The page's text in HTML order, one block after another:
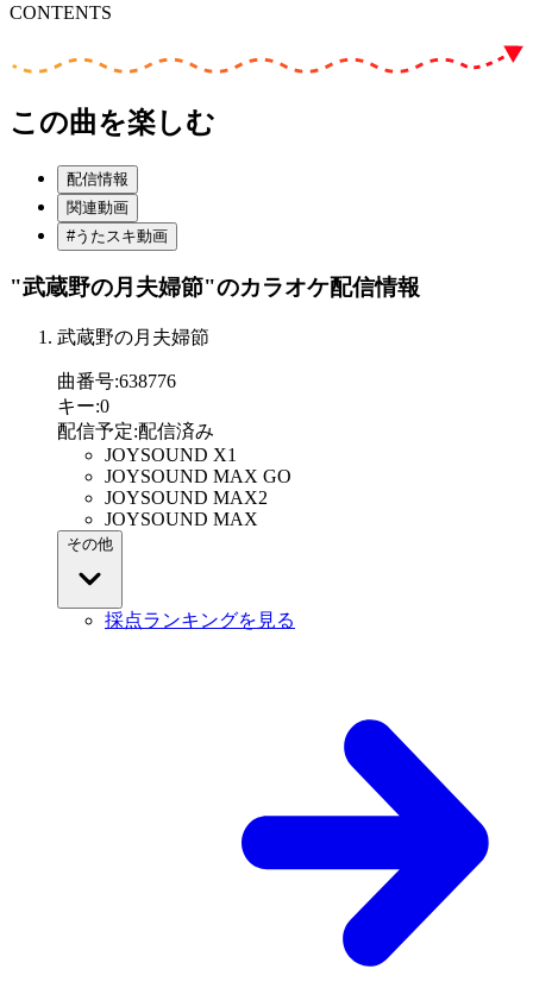
CONTENTS
この曲を楽しむ
配信情報
関連動画
#うたスキ動画
"武蔵野の月夫婦節"のカラオケ配信情報
武蔵野の月夫婦節
曲番号:638776
キー:0
配信予定:配信済み
JOYSOUND X1
JOYSOUND MAX GO
JOYSOUND MAX2
JOYSOUND MAX
その他
採点ランキングを見る